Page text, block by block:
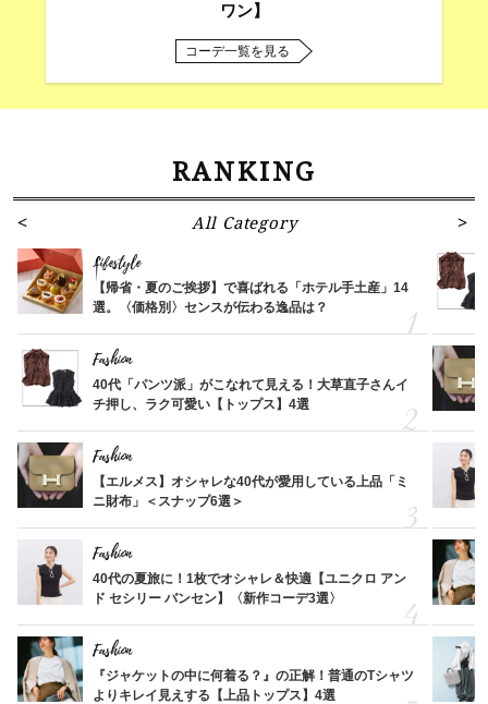
ワン】
コーデ一覧を見る
RANKING
All Category
Lifestyle
【帰省・夏のご挨拶】で喜ばれる「ホテル手土産」14
選。〈価格別〉センスが伝わる逸品は？
Fashion
40代「パンツ派」がこなれて見える！大草直子さんイ
チ押し、ラク可愛い【トップス】4選
Fashion
【エルメス】オシャレな40代が愛用している上品「ミ
ニ財布」＜スナップ6選＞
Fashion
40代の夏旅に！1枚でオシャレ＆快適【ユニクロ アン
ド セシリー バンセン】〈新作コーデ3選〉
Fashion
『ジャケットの中に何着る？』の正解！普通のTシャツ
よりキレイ見えする【上品トップス】4選